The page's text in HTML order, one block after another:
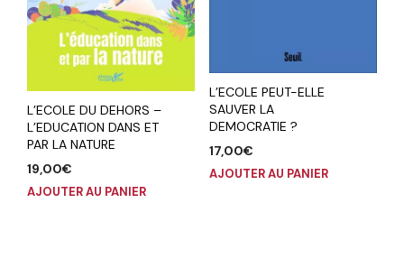
L’ECOLE DU DEHORS –
L’EDUCATION DANS ET
PAR LA NATURE
19,00€
AJOUTER AU PANIER
L’ECOLE PEUT-ELLE
SAUVER LA
DEMOCRATIE ?
17,00€
AJOUTER AU PANIER